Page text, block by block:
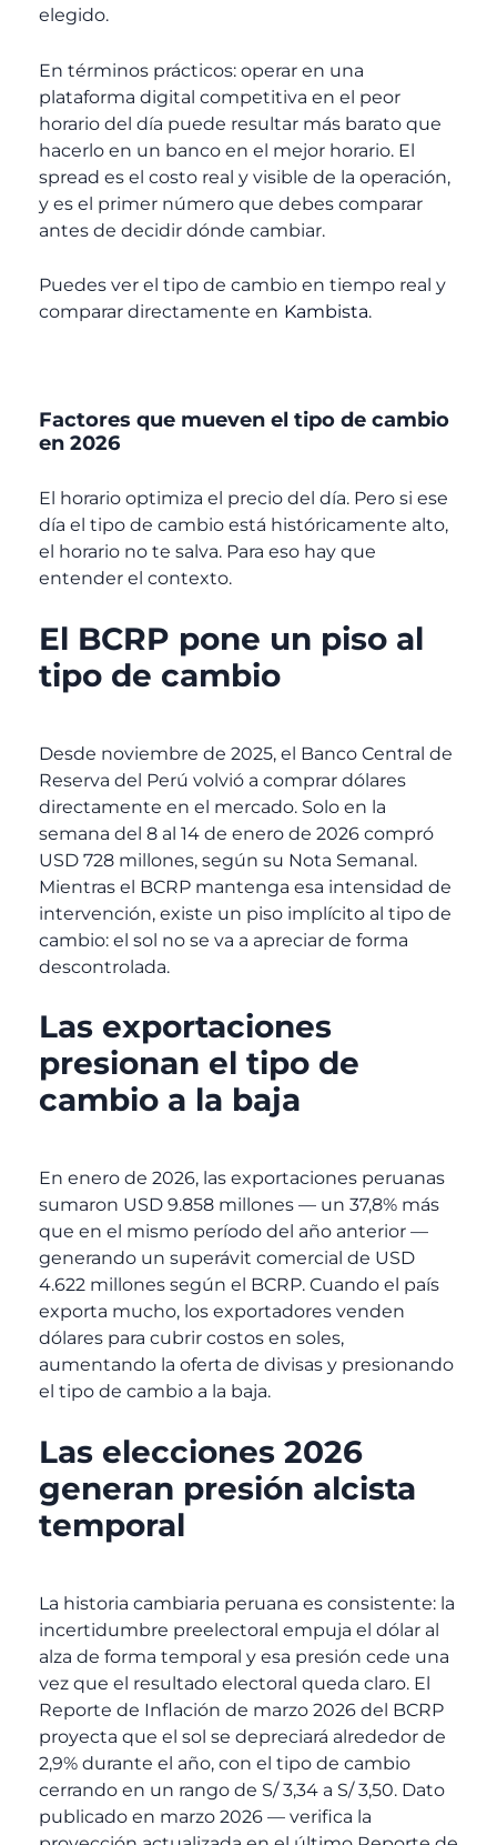
elegido.
En términos prácticos: operar en una
plataforma digital competitiva en el peor
horario del día puede resultar más barato que
hacerlo en un banco en el mejor horario. El
spread es el costo real y visible de la operación,
y es el primer número que debes comparar
antes de decidir dónde cambiar.
Puedes ver el tipo de cambio en tiempo real y
comparar directamente en Kambista.
Factores que mueven el tipo de cambio
en 2026
El horario optimiza el precio del día. Pero si ese
día el tipo de cambio está históricamente alto,
el horario no te salva. Para eso hay que
entender el contexto.
El BCRP pone un piso al
tipo de cambio
Desde noviembre de 2025, el Banco Central de
Reserva del Perú volvió a comprar dólares
directamente en el mercado. Solo en la
semana del 8 al 14 de enero de 2026 compró
USD 728 millones, según su Nota Semanal.
Mientras el BCRP mantenga esa intensidad de
intervención, existe un piso implícito al tipo de
cambio: el sol no se va a apreciar de forma
descontrolada.
Las exportaciones
presionan el tipo de
cambio a la baja
En enero de 2026, las exportaciones peruanas
sumaron USD 9.858 millones — un 37,8% más
que en el mismo período del año anterior —
generando un superávit comercial de USD
4.622 millones según el BCRP. Cuando el país
exporta mucho, los exportadores venden
dólares para cubrir costos en soles,
aumentando la oferta de divisas y presionando
el tipo de cambio a la baja.
Las elecciones 2026
generan presión alcista
temporal
La historia cambiaria peruana es consistente: la
incertidumbre preelectoral empuja el dólar al
alza de forma temporal y esa presión cede una
vez que el resultado electoral queda claro. El
Reporte de Inflación de marzo 2026 del BCRP
proyecta que el sol se depreciará alrededor de
2,9% durante el año, con el tipo de cambio
cerrando en un rango de S/ 3,34 a S/ 3,50. Dato
publicado en marzo 2026 — verifica la